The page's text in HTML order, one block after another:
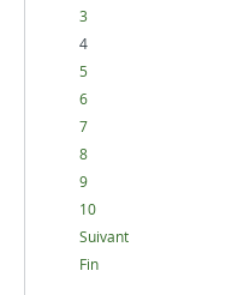
3
4
5
6
7
8
9
10
Suivant
Fin